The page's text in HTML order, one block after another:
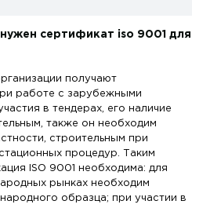
сертификат iso 9001 для
получают
работе с зарубежными
в тендерах, его наличие
также он необходим
строительным при
процедур. Таким
ISO 9001 необходима: для
рынках необходим
образца; при участии в